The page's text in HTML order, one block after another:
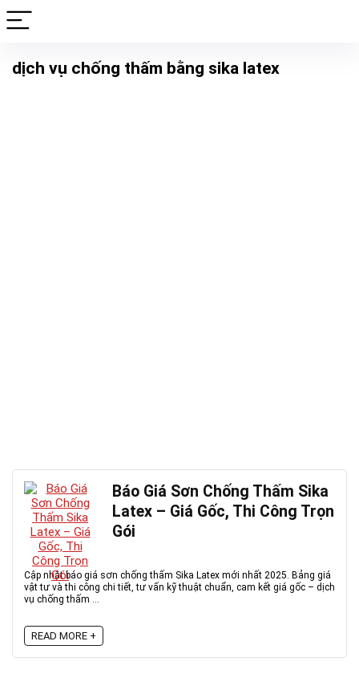
dịch vụ chống thấm bằng sika latex
Báo Giá Sơn Chống Thấm Sika
Latex – Giá Gốc, Thi Công Trọn
Gói
Cập nhật báo giá sơn chống thấm Sika Latex mới nhất 2025. Bảng giá
vật tư và thi công chi tiết, tư vấn kỹ thuật chuẩn, cam kết giá gốc – dịch
vụ chống thấm ...
READ MORE +